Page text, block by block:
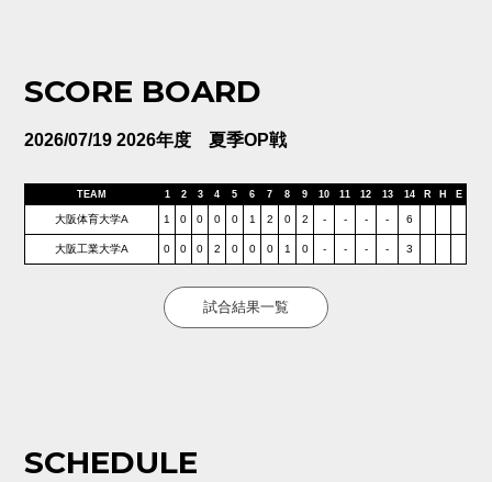
SCORE BOARD
2026/07/19 2026年度 夏季OP戦
TEAM 1 2 3 4 5 6 7 8 9 10 11 12 13 14 R H E
大阪体育大学A 1 0 0 0 0 1 2 0 2 - - - - 6
大阪工業大学A 0 0 0 2 0 0 0 1 0 - - - - 3
試合結果一覧
SCHEDULE